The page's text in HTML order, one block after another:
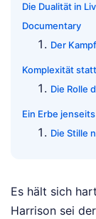
Die Dualität in
Documentary
Der
Komplexität
Die Rolle
Ein Erbe
Die Stille
Es hält sich
Harrison sei